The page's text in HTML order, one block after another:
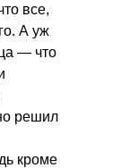
все,
А уж
— что
решил
кроме